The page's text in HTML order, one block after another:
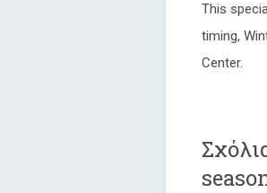
This
timing,
Center.